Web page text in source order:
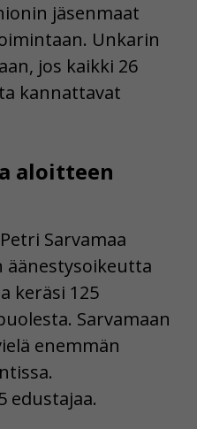
jäsenmaat
Unkarin
jos kaikki 26
kannattavat
aloitteen
Sarvamaa
keräsi 125
Sarvamaan
enemmän
edustajaa.